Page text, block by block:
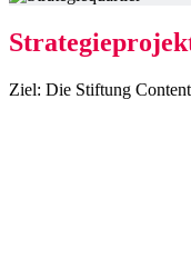
Ziel: Die Stiftung